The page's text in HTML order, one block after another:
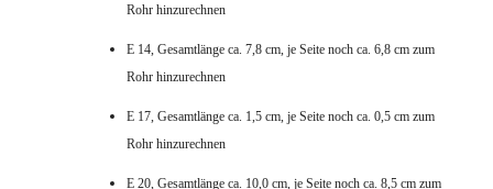
Rohr hinzurechnen
E 14, Gesamtlänge ca. 7,8 cm, je Seite noch ca. 6,8 cm zum
Rohr hinzurechnen
E 17, Gesamtlänge ca. 1,5 cm, je Seite noch ca. 0,5 cm zum
Rohr hinzurechnen
E 20, Gesamtlänge ca. 10,0 cm, je Seite noch ca. 8,5 cm zum